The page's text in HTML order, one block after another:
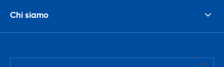
Chi siamo